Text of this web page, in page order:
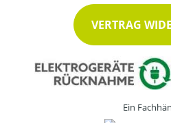
VERTRAG
Ein